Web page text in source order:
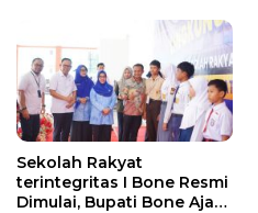
Sekolah Rakyat
terintegritas I Bone Resmi
Dimulai, Bupati Bone Ajak